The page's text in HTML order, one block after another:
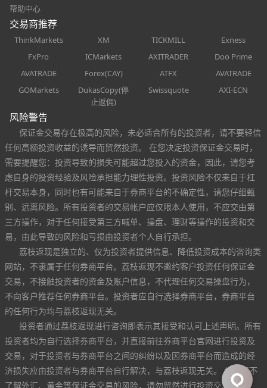
帮助中心
交易商推荐
ThinkMarkets XM TICKMILL
Exness
FxPro
ICMarkets AXITRADER
Doo Prime
AVATRADE
Forex(CAY) ATFX
AVATRADE
GOMarkets
DukasCopy(停
止返佣)
Swissquote AXI-ECN
风险警告
保证金交易存在极高的风险，未必适合所有的投资者，请不要轻信
任何高额投资收益的诱导而贸然投资。 在您决定投资保证金交易时，
需要提醒您：投资导致的损失可能超过您投入的资金，因此，请您考
虑自身的投资经验及风险承担能力理性投资。投资风险不仅来自于杠
杆交易本身，同时也有可能来自于券商平台的不确定性，请您仔细甄
别、远离风险。所有投资者的交易帐户应仅限本人使用，不应交由第
三方操作，对于任何接受第三方喊单、操盘、理财等操作的投资和交
易，由此导致的风险和亏损由投资者个人自行承担。
荔枝返现是独立的、仅为投资者提供信息、降低投资成本的咨询类
网站，不隶属于任何券商平台。荔枝返现不邀约客户投资任何保证金
交易，不接触投资者的资金及账户信息，不代理任何交易操盘行为，
不向客户推荐任何券商平台。投资者应自行选择券商平台，券商平台
的任何行为均与荔枝返现无关。
投资者通过荔枝返现进行咨询即表示其接受和认可上述声明。所有
投资者均为自行选择券商平台，并直接前往券商平台官网进行投资及
交易，对于投资者与券商平台之间的纠纷以及因券商平台而造成的经
济损失应由投资者与券商平台自行解决，与荔枝返现无关。 如果您不
了解外汇、黄金等保证金交易的风险，请勿贸然进行投资交易。